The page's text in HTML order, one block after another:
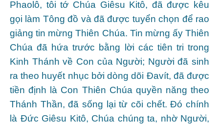
Phaolô, tôi tớ Chúa Giêsu Kitô, đã được kêu
gọi làm Tông đồ và đã được tuyển chọn để rao
giảng tin mừng Thiên Chúa. Tin mừng ấy Thiên
Chúa đã hứa trước bằng lời các tiên tri trong
Kinh Thánh về Con của Người; Người đã sinh
ra theo huyết nhục bởi dòng dõi Ðavít, đã được
tiền định là Con Thiên Chúa quyền năng theo
Thánh Thần, đã sống lại từ cõi chết. Ðó chính
là Ðức Giêsu Kitô, Chúa chúng ta, nhờ Người,